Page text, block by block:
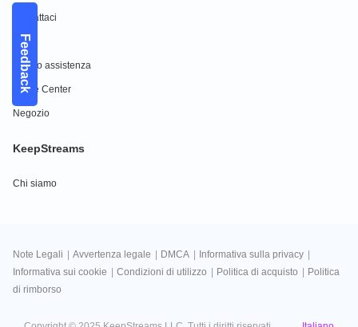
Feedback
Contattaci
FAQs
Centro assistenza
Guide Center
Negozio
KeepStreams
Chi siamo
Note Legali Avvertenza legale DMCA Informativa sulla privacy
Informativa sui cookie
Condizioni di utilizzo Politica di acquisto
Politica
di rimborso